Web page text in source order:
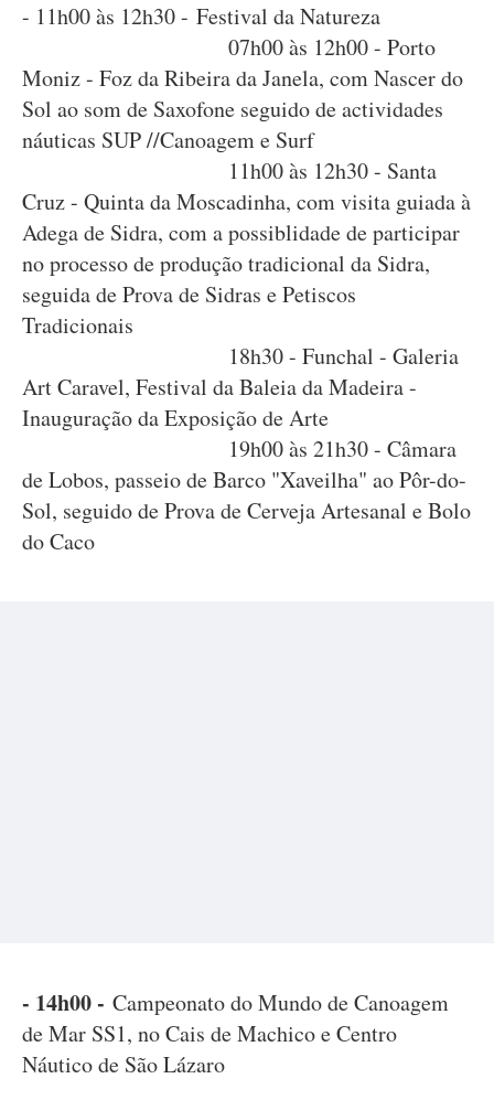
- 11h00 às 12h30 - Festival da Natureza
07h00 às 12h00 - Porto
Moniz - Foz da Ribeira da Janela, com Nascer do
Sol ao som de Saxofone seguido de actividades
náuticas SUP //Canoagem e Surf
11h00 às 12h30 - Santa
Cruz - Quinta da Moscadinha, com visita guiada à
Adega de Sidra, com a possiblidade de participar
no processo de produção tradicional da Sidra,
seguida de Prova de Sidras e Petiscos
Tradicionais
18h30 - Funchal - Galeria
Art Caravel, Festival da Baleia da Madeira -
Inauguração da Exposição de Arte
19h00 às 21h30 - Câmara
de Lobos, passeio de Barco "Xaveilha" ao Pôr-do-
Sol, seguido de Prova de Cerveja Artesanal e Bolo
do Caco
- 14h00 - Campeonato do Mundo de Canoagem
de Mar SS1, no Cais de Machico e Centro
Náutico de São Lázaro